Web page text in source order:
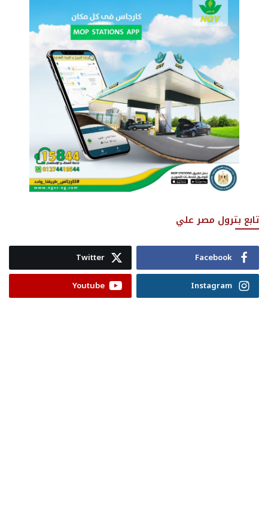
تابع بترول مصر علي
Facebook
Twitter
Instagram
Youtube